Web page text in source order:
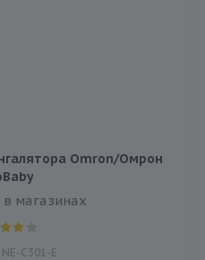
Omron/Омрон
магазинах
C301-E